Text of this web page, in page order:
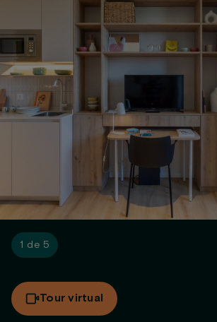
1 de 5
Tour virtual